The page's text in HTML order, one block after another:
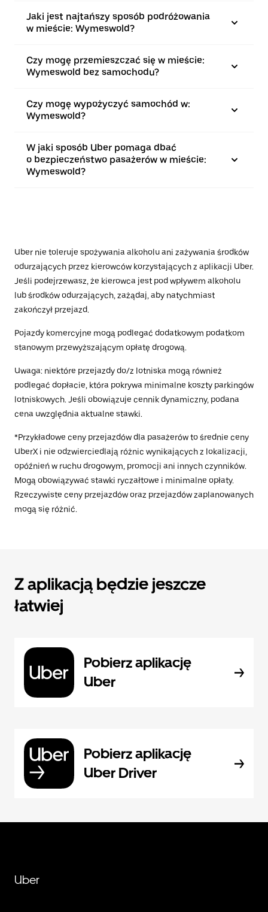
Jaki jest najtańszy sposób podróżowania
w mieście: Wymeswold?
Czy mogę przemieszczać się w mieście:
Wymeswold bez samochodu?
Czy mogę wypożyczyć samochód w:
Wymeswold?
W jaki sposób Uber pomaga dbać
o bezpieczeństwo pasażerów w mieście:
Wymeswold?
Uber nie toleruje spożywania alkoholu ani zażywania środków
odurzających przez kierowców korzystających z aplikacji Uber.
Jeśli podejrzewasz, że kierowca jest pod wpływem alkoholu
lub środków odurzających, zażądaj, aby natychmiast
zakończył przejazd.
Pojazdy komercyjne mogą podlegać dodatkowym podatkom
stanowym przewyższającym opłatę drogową.
Uwaga: niektóre przejazdy do/z lotniska mogą również
podlegać dopłacie, która pokrywa minimalne koszty parkingów
lotniskowych. Jeśli obowiązuje cennik dynamiczny, podana
cena uwzględnia aktualne stawki.
*Przykładowe ceny przejazdów dla pasażerów to średnie ceny
UberX i nie odzwierciedlają różnic wynikających z lokalizacji,
opóźnień w ruchu drogowym, promocji ani innych czynników.
Mogą obowiązywać stawki ryczałtowe i minimalne opłaty.
Rzeczywiste ceny przejazdów oraz przejazdów zaplanowanych
mogą się różnić.
Z aplikacją będzie jeszcze
łatwiej
Pobierz aplikację
Uber
Pobierz aplikację
Uber Driver
Uber